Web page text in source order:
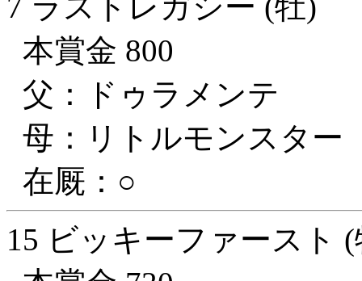
本賞金 800
父：ドゥラメンテ
母：リトルモンスター
在厩：○
15 ビッキーファースト